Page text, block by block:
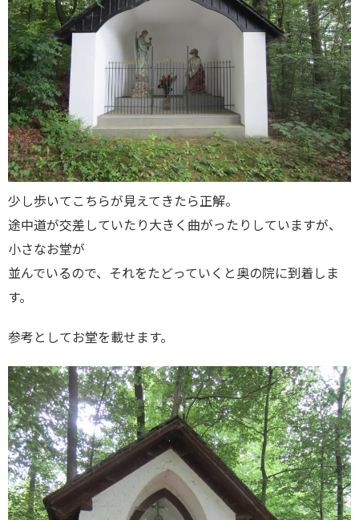
少し歩いてこちらが見えてきたら正解。
途中道が交差していたり大きく曲がったりしていますが、
小さなお堂が
並んでいるので、それをたどっていくと奥の院に到着しま
す。
参考としてお堂を載せます。